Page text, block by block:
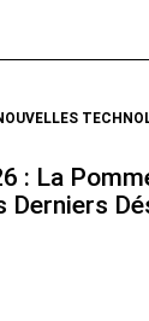
: La
Derniers